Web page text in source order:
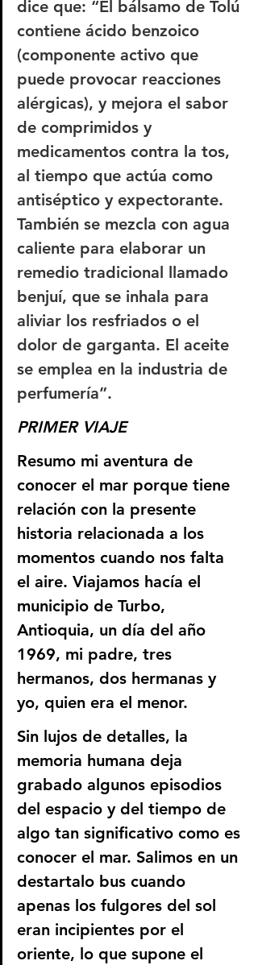
dice que: “El bálsamo de Tolú
contiene ácido benzoico
(componente activo que
puede provocar reacciones
alérgicas), y mejora el sabor
de comprimidos y
medicamentos contra la tos,
al tiempo que actúa como
antiséptico y expectorante.
También se mezcla con agua
caliente para elaborar un
remedio tradicional llamado
benjuí, que se inhala para
aliviar los resfriados o el
dolor de garganta. El aceite
se emplea en la industria de
perfumería”.
PRIMER VIAJE
Resumo mi aventura de
conocer el mar porque tiene
relación con la presente
historia relacionada a los
momentos cuando nos falta
el aire. Viajamos hacía el
municipio de Turbo,
Antioquia, un día del año
1969, mi padre, tres
hermanos, dos hermanas y
yo, quien era el menor.
Sin lujos de detalles, la
memoria humana deja
grabado algunos episodios
del espacio y del tiempo de
algo tan significativo como es
conocer el mar. Salimos en un
destartalo bus cuando
apenas los fulgores del sol
eran incipientes por el
oriente, lo que supone el